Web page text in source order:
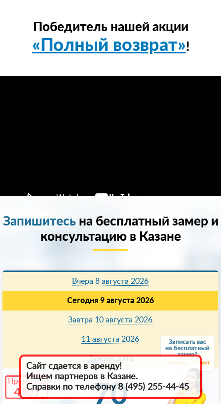
6
Промокод
4801
Победитель нашей акции
«Полный возврат»!
Запишитесьна бесплатный замер и
консультацию в Казанe
Вчера 8 августа 2026
Сегодня 9 августа 2026
Завтра 10 августа 2026
11 августа 2026
Другая дата
70
Сайт сдается в аренду!
Ищем партнеров в Казанe.
Справки по телефону 8 (495) 255-44-45